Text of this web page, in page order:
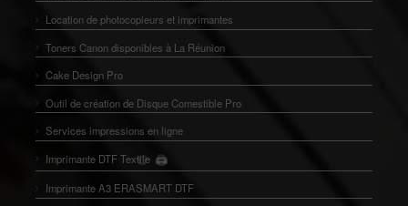
Location de photocopieurs et imprimantes
Toners Canon disponibles à La Réunion
Cake Design Pro
Outil de création de Disque Comestible Pro
Services impressions en ligne
Imprimante DTF Textile 🖨️
👕
Imprimante A3 ERASMART DTF